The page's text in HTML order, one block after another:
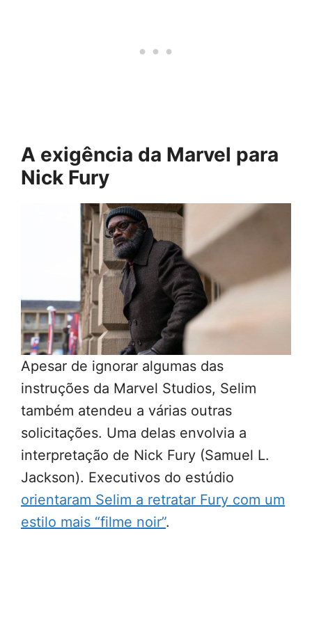
A exigência da Marvel para
Nick Fury
Apesar de ignorar algumas das
instruções da Marvel Studios, Selim
também atendeu a várias outras
solicitações. Uma delas envolvia a
interpretação de Nick Fury (Samuel L.
Jackson). Executivos do estúdio
orientaram Selim a retratar Fury com um
estilo mais “filme noir”.